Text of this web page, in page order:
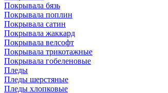
Покрывала бязь
Покрывала поплин
Покрывала сатин
Покрывала жаккард
Покрывала велсофт
Покрывала трикотажные
Покрывала гобеленовые
Пледы
Пледы шерстяные
Пледы хлопковые